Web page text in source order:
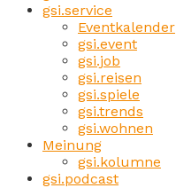
gsi.service
Eventkalender
gsi.event
gsi.job
gsi.reisen
gsi.spiele
gsi.trends
gsi.wohnen
Meinung
gsi.kolumne
gsi.podcast